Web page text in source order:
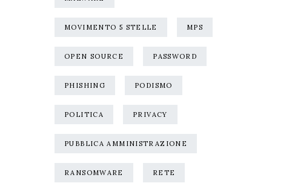
MOVIMENTO 5 STELLE MPS
OPEN SOURCE PASSWORD
PHISHING PODISMO
POLITICA PRIVACY
PUBBLICA AMMINISTRAZIONE
RANSOMWARE RETE